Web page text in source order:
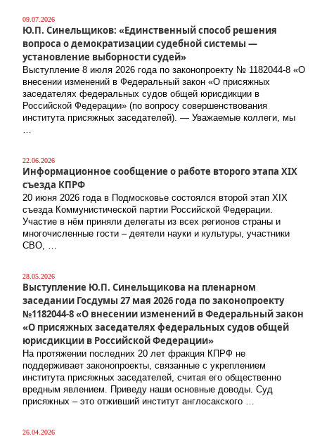
09.07.2026
Ю.П. Синельщиков: «Единственный способ решения
вопроса о демократизации судебной системы —
установление выборности судей»
Выступление 8 июля 2026 года по законопроекту № 1182044-8 «О
внесении изменений в Федеральный закон «О присяжных
заседателях федеральных судов общей юрисдикции в
Российской Федерации» (по вопросу совершенствования
института присяжных заседателей). — Уважаемые коллеги, мы
…
22.06.2026
Информационное сообщение о работе второго этапа XIX
съезда КПРФ
20 июня 2026 года в Подмосковье состоялся второй этап XIX
съезда Коммунистической партии Российской Федерации.
Участие в нём приняли делегаты из всех регионов страны и
многочисленные гости – деятели науки и культуры, участники
СВО, …
28.05.2026
Выступление Ю.П. Синельщикова на пленарном
заседании Госдумы 27 мая 2026 года по законопроекту
№1182044-8 «О внесении изменений в Федеральный закон
«О присяжных заседателях федеральных судов общей
юрисдикции в Российской Федерации»
На протяжении последних 20 лет фракция КПРФ не
поддерживает законопроекты, связанные с укреплением
института присяжных заседателей, считая его общественно
вредным явлением. Приведу наши основные доводы. Суд
присяжных – это отживший институт англосакского …
26.04.2026